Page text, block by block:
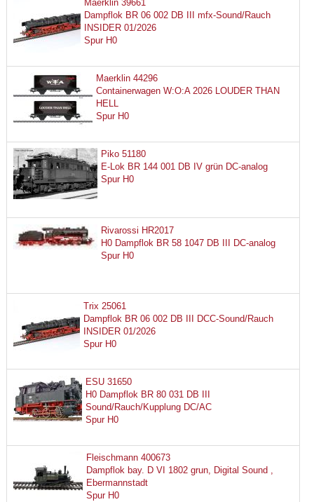
Maerklin 39661
Dampflok BR 06 002 DB III mfx-Sound/Rauch
INSIDER 01/2026
Spur H0
Maerklin 44296
Containerwagen W:O:A 2026 LOUDER THAN
HELL
Spur H0
Piko 51180
E-Lok BR 144 001 DB IV grün DC-analog
Spur H0
Rivarossi HR2017
H0 Dampflok BR 58 1047 DB III DC-analog
Spur H0
Trix 25061
Dampflok BR 06 002 DB III DCC-Sound/Rauch
INSIDER 01/2026
Spur H0
ESU 31650
H0 Dampflok BR 80 031 DB III
Sound/Rauch/Kupplung DC/AC
Spur H0
Fleischmann 400673
Dampflok bay. D VI 1802 grun, Digital Sound ,
Ebermannstadt
Spur H0